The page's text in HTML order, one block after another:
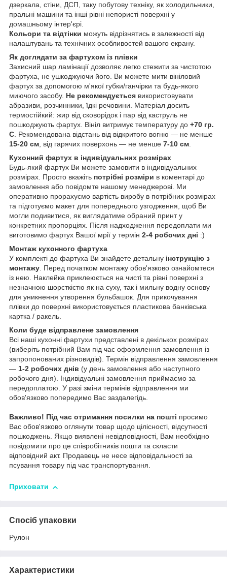
дзеркала, стіни, ДСП, таку побутову техніку, як холодильники,
пральні машини та інші рівні непористі поверхні у
домашньому інтер'єрі.
Кольори та відтінки можуть відрізнятись в залежності від
налаштувань та технічних особливостей вашого екрану.
Як доглядати за фартухом із плівки
Захисний шар ламінації дозволяє легко стежити за чистотою
фартуха, не ушкоджуючи його. Ви можете мити вініловий
фартух за допомогою м'якої губки/ганчірки та будь-якого
миючого засобу. Не рекомендується використовувати
абразиви, розчинники, їдкі речовини. Матеріал досить
термостійкий: жир від сковорідок і пар від каструль не
пошкоджують фартух. Вініл витримує температуру до +70 гр.
С. Рекомендована відстань від відкритого вогню — не менше
15-20 см, від гарячих поверхонь — не менше 7-10 см.
Кухонний фартух в індивідуальних розмірах
Будь-який фартух Ви можете замовити в індивідуальних
розмірах. Просто вкажіть потрібні розміри в коментарі до
замовлення або повідомте нашому менеджерові. Ми
оперативно прорахуємо вартість виробу в потрібних розмірах
та підготуємо макет для попереднього узгодження, щоб Ви
могли подивитися, як виглядатиме обраний принт у
конкретних пропорціях. Після надходження передоплати ми
виготовимо фартух Вашої мрії у термін 2-4 робочих дні :)
Монтаж кухонного фартуха
У комплекті до фартуха Ви знайдете детальну інструкцію з
монтажу. Перед початком монтажу обов'язково ознайомтеся
із нею. Наклейка приклеюється на чисті та рівні поверхні з
незначною шорсткістю як на суху, так і мильну водну основу
для уникнення утворення бульбашок. Для прикочування
плівки до поверхні використовується пластикова банківська
картка / ракель.
Коли буде відправлене замовлення
Всі наші кухонні фартухи представлені в декількох розмірах
(виберіть потрібний Вам під час оформлення замовлення із
запропонованих різновидів). Термін відправлення замовлення
— 1-2 робочих днів (у день замовлення або наступного
робочого дня). Індивідуальні замовлення приймаємо за
передоплатою. У разі зміни термінів відправлення ми
обов'язково попередимо Вас заздалегідь.
Важливо! Під час отримання посилки на пошті просимо
Вас обов'язково оглянути товар щодо цілісності, відсутності
пошкоджень. Якщо виявлені невідповідності, Вам необхідно
повідомити про це співробітників пошти та скласти
відповідний акт. Продавець не несе відповідальності за
псування товару під час транспортування.
Приховати
Спосіб упаковки
Рулон
Характеристики